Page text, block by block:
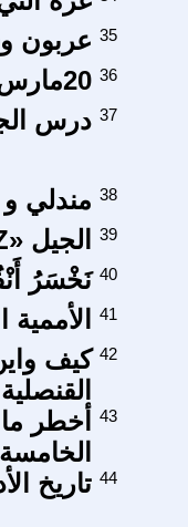
عربون 35
20مارس، تأسيس الاتحاد المغربي للشغل 36
درس 37
مندلي و 38
الجيل «Z» في سوق بيع الأعضاء في إيران! 39
نَخْسَرُ 40
41
كيف 42
أخطر
الخامسة
43
تاريخ 44